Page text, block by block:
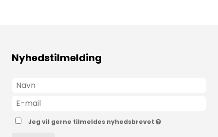
Nyhedstilmelding
Jeg vil gerne tilmeldes nyhedsbrevet